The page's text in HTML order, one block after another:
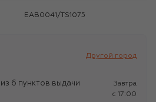
EAB0041/TS1075
Другой город
6 пунктов выдачи
Завтра
c 17:00